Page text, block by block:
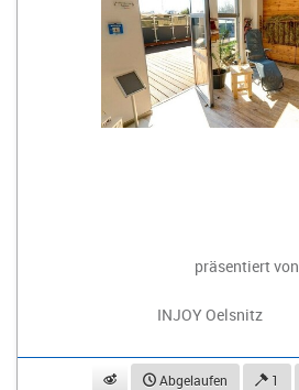
präsentiert von
INJOY Oelsnitz
beobachtenAbgelaufen 1